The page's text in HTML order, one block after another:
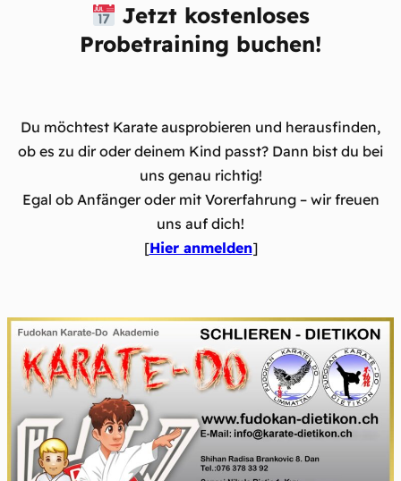
Jetzt kostenloses
Probetraining buchen!
Du möchtest Karate ausprobieren und herausfinden,
ob es zu dir oder deinem Kind passt? Dann bist du bei
uns genau richtig!
Egal ob Anfänger oder mit Vorerfahrung – wir freuen
uns auf dich!
[Hier anmelden]